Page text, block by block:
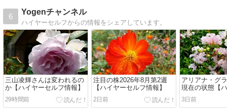
6
Yogenチャンネル
ハイヤーセルフからの情報をシェアしています。
三山凌輝さんは変われるの
か【ハイヤーセルフ情報】
29時間前
注目の株2026年8月第2週
【ハイヤーセルフ情報】
2日前
アリアナ・グ
現在の状態【
フ情報】
3日前